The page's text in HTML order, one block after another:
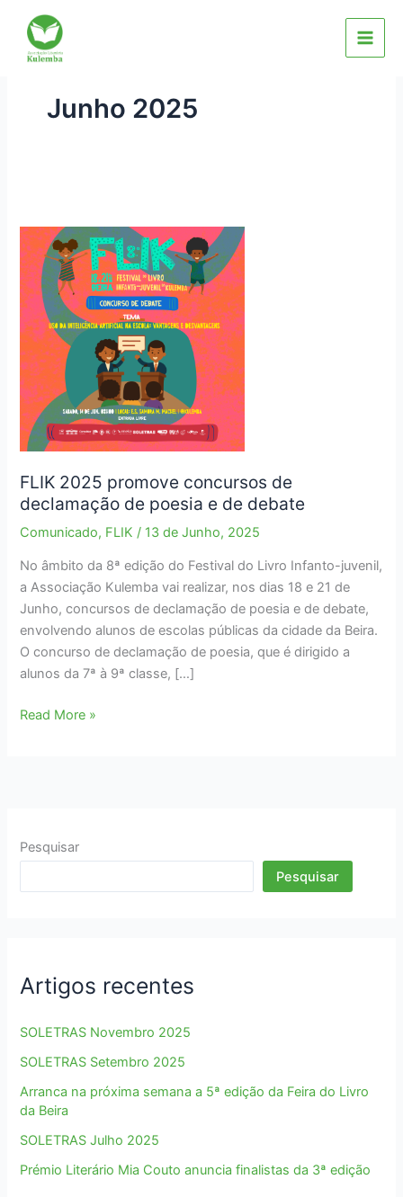
content
Junho 2025
FLIK 2025 promove concursos de
declamação de poesia e de debate
Comunicado, FLIK / 13 de Junho, 2025
No âmbito da 8ª edição do Festival do Livro Infanto-juvenil,
a Associação Kulemba vai realizar, nos dias 18 e 21 de
Junho, concursos de declamação de poesia e de debate,
envolvendo alunos de escolas públicas da cidade da Beira.
O concurso de declamação de poesia, que é dirigido a
alunos da 7ª à 9ª classe, […]
FLIK
de
poesia
Read More »
Pesquisar
Pesquisar
Artigos recentes
SOLETRAS Novembro 2025
SOLETRAS Setembro 2025
Arranca na próxima semana a 5ª edição da Feira do Livro
da Beira
SOLETRAS Julho 2025
Prémio Literário Mia Couto anuncia finalistas da 3ª edição